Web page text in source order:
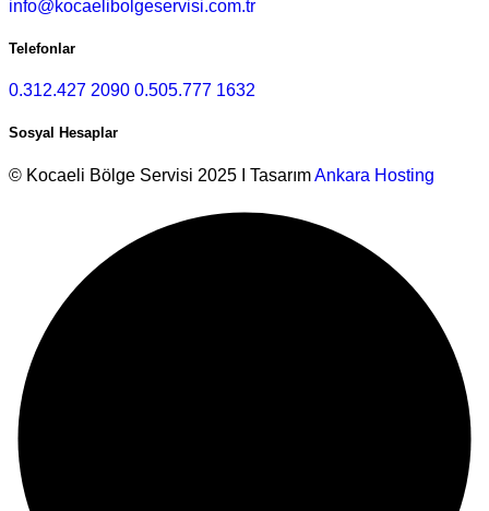
info@kocaelibolgeservisi.com.tr
Telefonlar
0.312.427 2090 0.505.777 1632
Sosyal Hesaplar
© Kocaeli Bölge Servisi 2025 I TasarımAnkara Hosting